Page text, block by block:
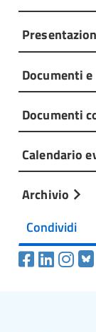
Documenti
Documenti
Calendario
Archivio
Condividi